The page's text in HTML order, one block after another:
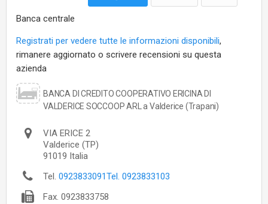
Banca centrale
Registrati per vedere tutte le informazioni disponibili,
rimanere aggiornato o scrivere recensioni su questa
azienda
BANCA DI CREDITO COOPERATIVO ERICINA DI
VALDERICE SOCCOOP ARL a Valderice (Trapani)
VIA ERICE 2
Valderice (TP)
91019 Italia
Tel. 0923833091Tel. 0923833103
Fax. 0923833758